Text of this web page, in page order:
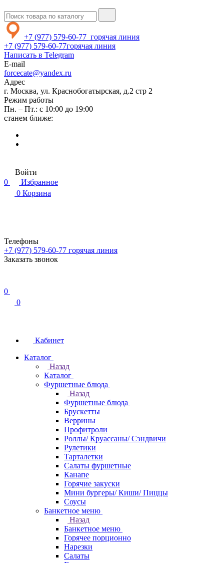
+7 (977) 579-60-77 горячая линия
+7 (977) 579-60-77горячая линия
Написать в Telegram
E-mail
forcecate@yandex.ru
Адрес
г. Москва, ул. Краснобогатырская, д.2 стр 2
Режим работы
Пн. – Пт.: с 10:00 до 19:00
станем ближе:
Войти
0
Избранное
0 Корзина
Телефоны
+7 (977) 579-60-77 горячая линия
Заказать звонок
0
0
Кабинет
Каталог
Назад
Каталог
Фуршетные блюда
Назад
Фуршетные блюда
Брускетты
Веррины
Профитроли
Роллы/ Круассаны/ Сэндвичи
Рулетики
Тарталетки
Салаты фуршетные
Канапе
Горячие закуски
Мини бургеры/ Киши/ Пиццы
Соусы
Банкетное меню
Назад
Банкетное меню
Горячее порционно
Нарезки
Салаты